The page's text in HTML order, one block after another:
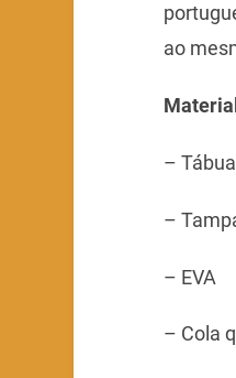
ao
–
–
– EVA
– Cola